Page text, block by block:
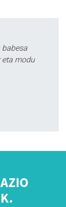
babesa
eta modu